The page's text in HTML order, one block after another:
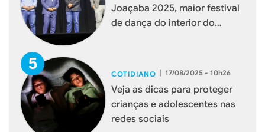
Joaçaba 2025, maior festival
de dança do interior do
COTIDIANO | 17/08/2025 - 10h26
Veja as dicas para proteger
crianças e adolescentes nas
redes sociais